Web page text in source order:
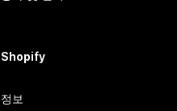
Shopify
정보